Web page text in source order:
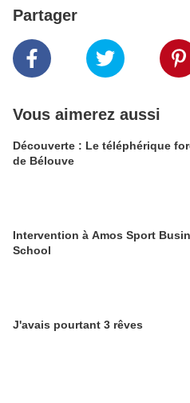
Partager
Vous aimerez aussi
Découverte : Le téléphérique
de Bélouve
Intervention à Amos Sport
School
J'avais pourtant 3 rêves